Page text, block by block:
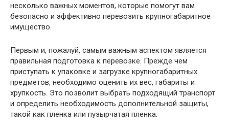
несколько важных моментов, которые помогут вам
безопасно и эффективно перевозить крупногабаритное
имущество.
Первым и, пожалуй, самым важным аспектом является
правильная подготовка к перевозке. Прежде чем
приступать к упаковке и загрузке крупногабаритных
предметов, необходимо оценить их вес, габариты и
хрупкость. Это позволит выбрать подходящий транспорт
и определить необходимость дополнительной защиты,
такой как пленка или пузырчатая пленка.